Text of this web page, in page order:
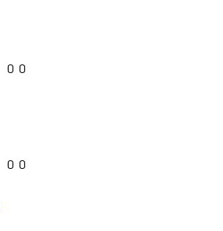
0 0
0 0